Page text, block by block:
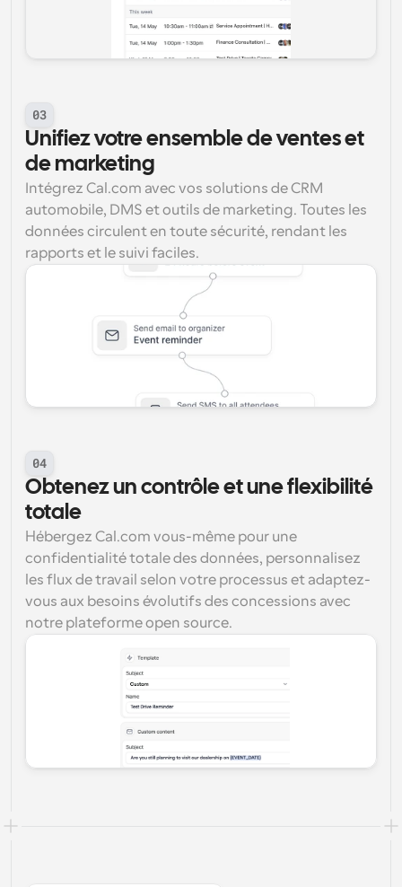
03
Unifiez votre ensemble de ventes et
de marketing
Intégrez Cal.com avec vos solutions de CRM
automobile, DMS et outils de marketing. Toutes les
données circulent en toute sécurité, rendant les
rapports et le suivi faciles.
04
Obtenez un contrôle et une flexibilité
totale
Hébergez Cal.com vous-même pour une
confidentialité totale des données, personnalisez
les flux de travail selon votre processus et adaptez-
vous aux besoins évolutifs des concessions avec
notre plateforme open source.